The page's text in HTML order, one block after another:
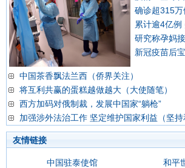
确诊超315万
累计逾4亿例
研究称孕妈
新冠疫苗后
中国茶香飘法兰西（侨界关注）
将互利共赢的蛋糕越做越大（大使随笔）
西方加码对俄制裁，发展中国家“躺枪”
加强涉外法治工作 坚定维护国家利益（坚持
友情链接
中国驻泰使馆 和平